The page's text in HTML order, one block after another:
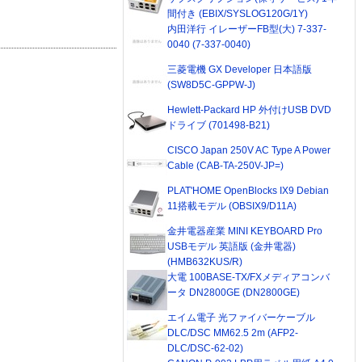
間付き (EBIX/SYSLOG120G/1Y)
内田洋行 イレーザーFB型(大) 7-337-
0040 (7-337-0040)
三菱電機 GX Developer 日本語版
(SW8D5C-GPPW-J)
Hewlett-Packard HP 外付けUSB DVD
ドライブ (701498-B21)
CISCO Japan 250V AC Type A Power
Cable (CAB-TA-250V-JP=)
PLAT'HOME OpenBlocks IX9 Debian
11搭載モデル (OBSIX9/D11A)
金井電器産業 MINI KEYBOARD Pro
USBモデル 英語版 (金井電器)
(HMB632KUS/R)
大電 100BASE-TX/FXメディアコンバ
ータ DN2800GE (DN2800GE)
エイム電子 光ファイバーケーブル
DLC/DSC MM62.5 2m (AFP2-
DLC/DSC-62-02)